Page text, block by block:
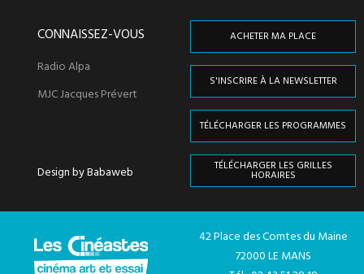
CONNAISSEZ-VOUS
Radio Alpa
MJC Jacques Prévert
Design by Babaweb
42 Place des Comtes du Maine
72000 LE MANS
ACHETER MA PLACE
S'INSCRIRE À LA NEWSLETTER
TÉLÉCHARGER LES PROGRAMMES
TÉLÉCHARGER LES GRILLES
HORAIRES